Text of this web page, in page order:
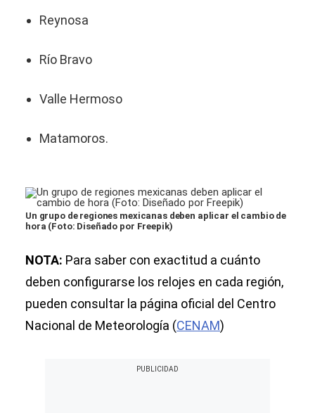
Reynosa
Río Bravo
Valle Hermoso
Matamoros.
Un grupo de regiones mexicanas deben aplicar el cambio de
hora (Foto: Diseñado por Freepik)
NOTA: Para saber con exactitud a cuánto
deben configurarse los relojes en cada región,
pueden consultar la página oficial del Centro
Nacional de Meteorología (CENAM)